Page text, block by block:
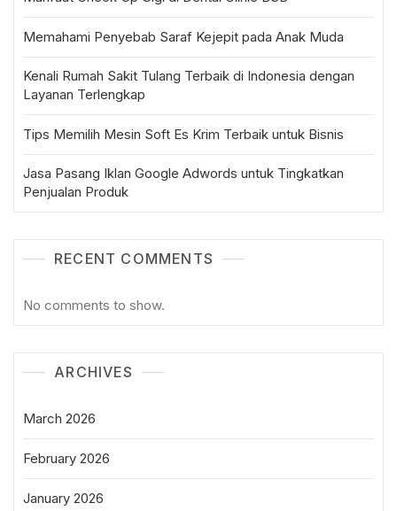
Memahami Penyebab Saraf Kejepit pada Anak Muda
Kenali Rumah Sakit Tulang Terbaik di Indonesia dengan
Layanan Terlengkap
Tips Memilih Mesin Soft Es Krim Terbaik untuk Bisnis
Jasa Pasang Iklan Google Adwords untuk Tingkatkan
Penjualan Produk
RECENT COMMENTS
No comments to show.
ARCHIVES
March 2026
February 2026
January 2026